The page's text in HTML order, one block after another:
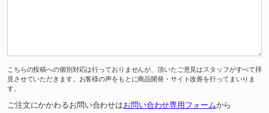
こちらの投稿への個別対応は行っておりませんが、頂いたご意見はスタッフがすべて拝
見させていただきます。お客様の声をもとに商品開発・サイト改善を行ってまいりま
す。
ご注文にかかわるお問い合わせはお問い合わせ専用フォームから